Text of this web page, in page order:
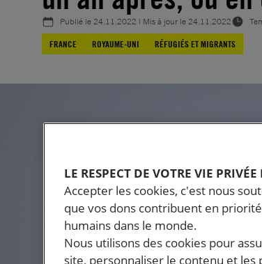
Publié le24.11.2022 | Mis à jour le24.11.2022
FRANCE
ROYAUME-UNI RÉFUGIÉS ET MIGRANTS
LE RESPECT DE VOTRE VIE
Accepter les cookies, c'est nous
que vos dons contribuent en
humains dans le monde.
Nous utilisons des cookies pour
site, personnaliser le contenu et